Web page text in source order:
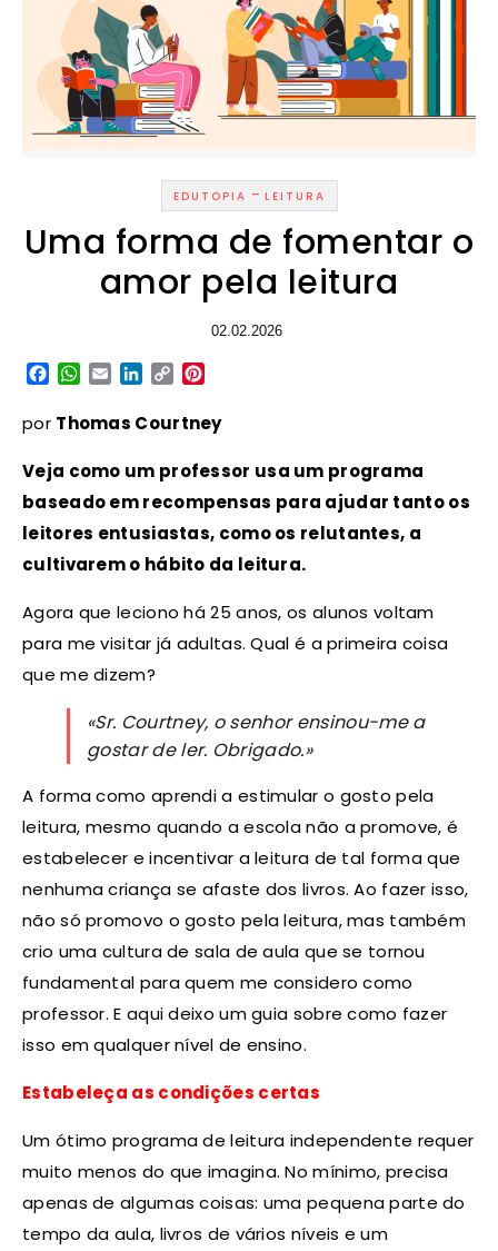
EDUTOPIA - LEITURA
Uma forma de fomentar o
amor pela leitura
02.02.2026
Facebook
WhatsApp
EmailLinkedIn
Copy
por Thomas Courtney
Veja como um professor usa um programa
baseado em recompensas para ajudar tanto os
leitores entusiastas, como os relutantes, a
cultivarem o hábito da leitura.
Agora que leciono há 25 anos, os alunos voltam
para me visitar já adultas. Qual é a primeira coisa
que me dizem?
«Sr. Courtney, o senhor ensinou-me a
gostar de ler. Obrigado.»
A forma como aprendi a estimular o gosto pela
leitura, mesmo quando a escola não a promove, é
estabelecer e incentivar a leitura de tal forma que
nenhuma criança se afaste dos livros. Ao fazer isso,
não só promovo o gosto pela leitura, mas também
crio uma cultura de sala de aula que se tornou
fundamental para quem me considero como
professor. E aqui deixo um guia sobre como fazer
isso em qualquer nível de ensino.
Estabeleça as condições certas
Um ótimo programa de leitura independente requer
muito menos do que imagina. No mínimo, precisa
apenas de algumas coisas: uma pequena parte do
tempo da aula, livros de vários níveis e um